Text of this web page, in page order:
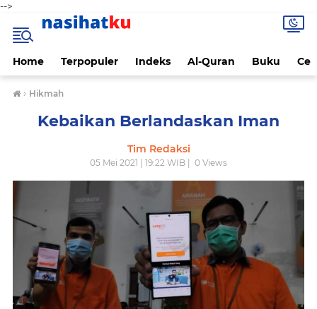
-->
Home Terpopuler Indeks Al-Quran Buku
› Hikmah
Kebaikan Berlandaskan Iman
Tim Redaksi
05 Mei 2021 | 19:22 WIB | 0 Views